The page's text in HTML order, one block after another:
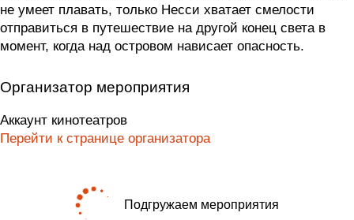
не умеет плавать, только Несси хватает смелости
отправиться в путешествие на другой конец света в
момент, когда над островом нависает опасность.
Организатор мероприятия
Аккаунт кинотеатров
Перейти к странице организатора
Подгружаем мероприятия